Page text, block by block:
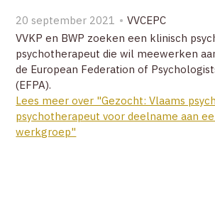
20 september 2021
VVCEPC
VVKP en BWP zoeken een klinisch
psychotherapeut die wil meewerken
de European Federation of
(EFPA).
Lees meer over "Gezocht: Vlaams
psychotherapeut voor deelname aan
werkgroep"